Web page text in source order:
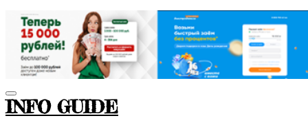
INFO GUIDE